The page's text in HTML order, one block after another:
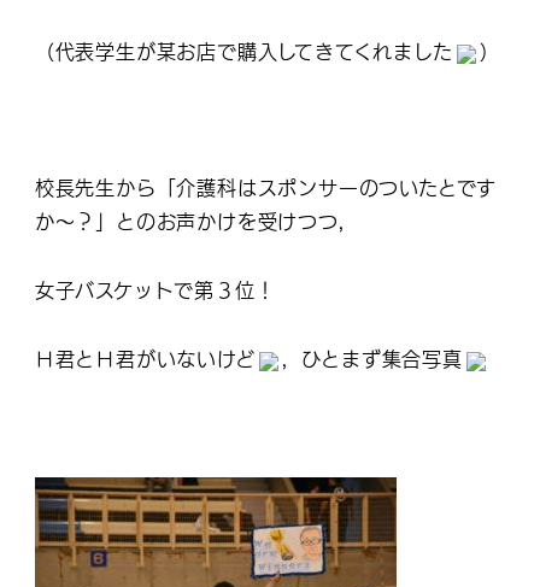
（代表学生が某お店で購入してきてくれました ）
校長先生から「介護科はスポンサーのついたとです
か～？」とのお声かけを受けつつ，
女子バスケットで第３位！
Ｈ君とＨ君がいないけど ，ひとまず集合写真